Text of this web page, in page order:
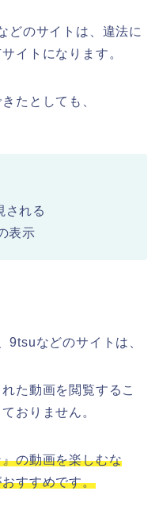
のサイトは、違法に
イトになります。
たとしても、
される
表示
などのサイトは、
た動画を閲覧するこ
おりません。
の動画を楽しむな
すすめです。